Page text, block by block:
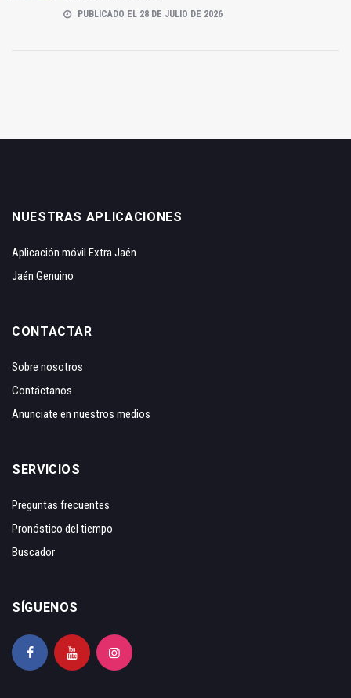
PUBLICADO EL 28 DE JULIO DE 2026
NUESTRAS APLICACIONES
Aplicación móvil Extra Jaén
Jaén Genuino
CONTACTAR
Sobre nosotros
Contáctanos
Anunciate en nuestros medios
SERVICIOS
Preguntas frecuentes
Pronóstico del tiempo
Buscador
SÍGUENOS